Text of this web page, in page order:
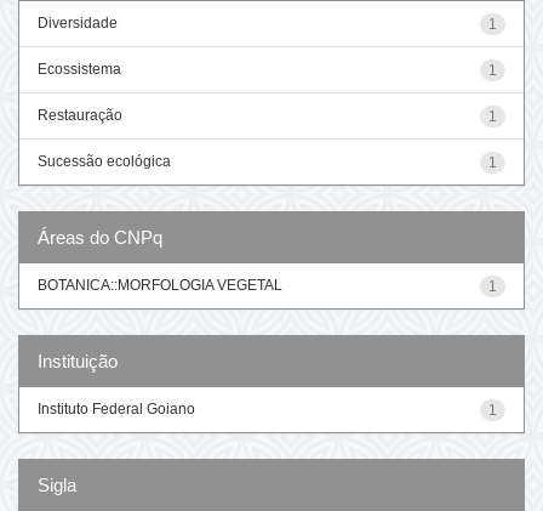
1
Diversidade
1
Ecossistema
1
Restauração
1
Sucessão ecológica
Áreas do CNPq
1
BOTANICA::MORFOLOGIA VEGETAL
Instituição
1
Instituto Federal Goiano
Sigla